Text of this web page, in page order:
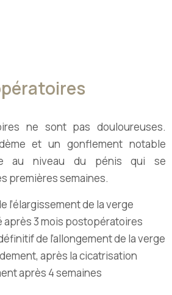
ne sont pas douloureuses.
et un gonflement notable
au niveau du pénis qui se
premières semaines.
l’élargissement de la verge
3 mois postopératoires
de l’allongement de la verge
après la cicatrisation
après 4 semaines